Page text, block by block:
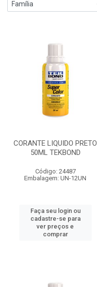
CORANTE LIQUIDO PRETO
50ML TEKBOND
Código: 24487
Embalagem: UN-12UN
Faça seu login ou
cadastre-se para
ver preços e
comprar